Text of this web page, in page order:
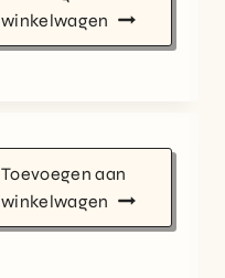
winkelwagen
Toevoegen aan
winkelwagen